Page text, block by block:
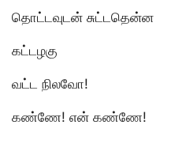
தொட்டவுடன் சுட்டதென்ன
கட்டழகு
வட்ட நிலவோ!
கண்ணே! என் கண்ணே!